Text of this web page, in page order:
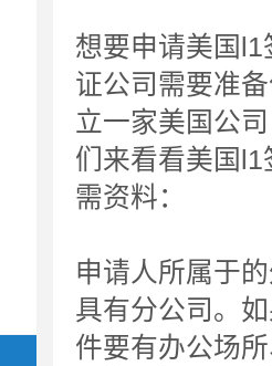
想要申请美国
证公司需要准
立一家美国公
们来看看美国
需资料：
申请人所属于
具有分公司。
件要有办公场